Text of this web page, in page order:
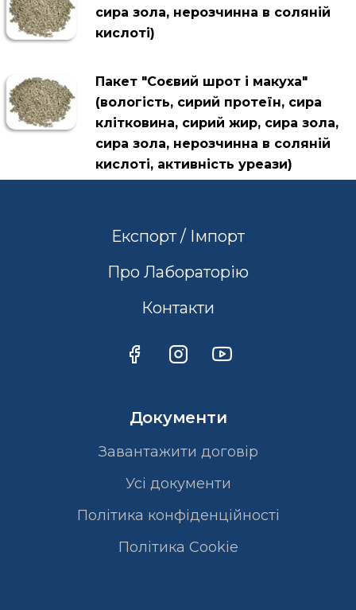
сира зола, нерозчинна в соляній
кислоті)
Пакет "Соєвий шрот і макуха"
(вологість, сирий протеїн, сира
клітковина, сирий жир, сира зола,
сира зола, нерозчинна в соляній
кислоті, активність уреази)
Експорт / Імпорт
Про Лабораторію
Контакти
Документи
Завантажити договір
Усі документи
Політика конфіденційності
Полiтика Cookie